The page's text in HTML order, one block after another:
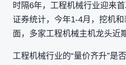
时隔6年，工程机械行业迎来
证券统计，今年1-4月，挖机
面，多家工程机械主机龙头近
工程机械行业的“量价齐升”是